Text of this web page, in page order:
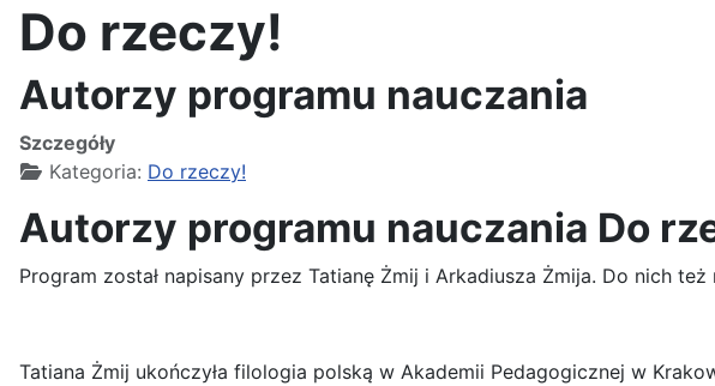
Do rzeczy!
Autorzy programu nauczania
Szczegóły
Kategoria: Do rzeczy!
Autorzy programu nauczania Do
Program został napisany przez Tatianę Żmij i Arkadiusza Żmija. Do nich
Tatiana Żmij ukończyła filologia polską w Akademii Pedagogicznej w